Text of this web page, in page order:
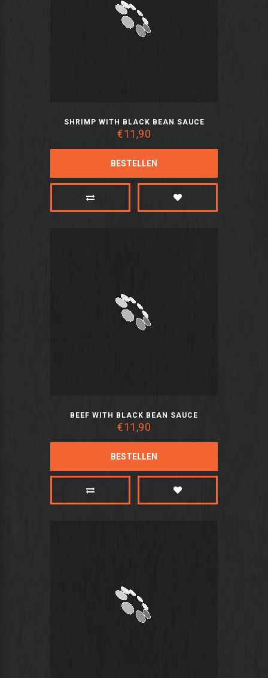
SHRIMP WITH BLACK BEAN SAUCE
€11,90
BESTELLEN
BEEF WITH BLACK BEAN SAUCE
€11,90
BESTELLEN